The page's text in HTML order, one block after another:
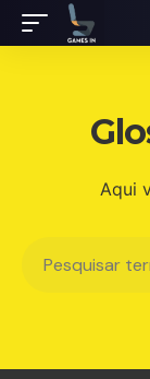
Aqui